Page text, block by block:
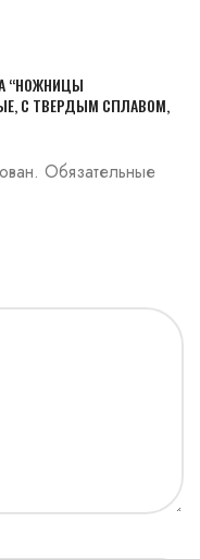
“НОЖНИЦЫ
С ТВЕРДЫМ СПЛАВОМ,
Обязательные